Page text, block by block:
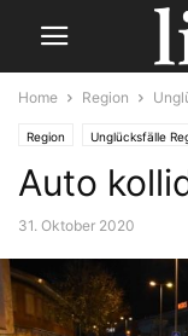
Home Region
Region Unglücksfälle
Auto
31. Oktober 2020